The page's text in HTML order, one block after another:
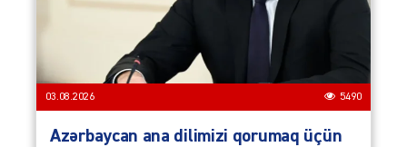
03.08.2026 5490
Azərbaycan ana dilimizi qorumaq üçün